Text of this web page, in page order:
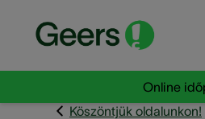
Online
Köszöntjük oldalunkon!